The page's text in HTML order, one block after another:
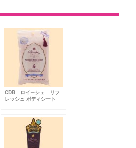
CDB ロイーシェ リフ
レッシュ ボディシート